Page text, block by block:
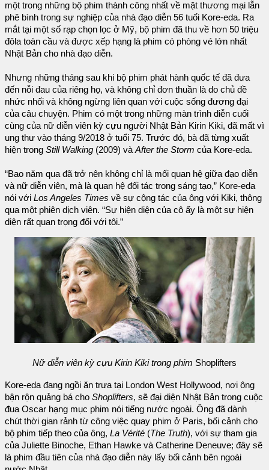
một trong những bộ phim thành công nhất về mặt thương mại lẫn
phê bình trong sự nghiệp của nhà đạo diễn 56 tuổi Kore-eda. Ra
mắt tại một số rạp chọn lọc ở Mỹ, bộ phim đã thu về hơn 50 triệu
đôla toàn cầu và được xếp hạng là phim có phòng vé lớn nhất
Nhật Bản cho nhà đạo diễn.
Nhưng những tháng sau khi bộ phim phát hành quốc tế đã đưa
đến nỗi đau của riêng họ, và không chỉ đơn thuần là do chủ đề
nhức nhối và không ngừng liên quan với cuộc sống đương đại
của câu chuyện. Phim có một trong những màn trình diễn cuối
cùng của nữ diễn viên kỳ cựu người Nhật Bản Kirin Kiki, đã mất vì
ung thư vào tháng 9/2018 ở tuổi 75. Trước đó, bà đã từng xuất
hiện trong Still Walking (2009) vàAfter the Storm của Kore-eda.
“Bao năm qua đã trở nên không chỉ là mối quan hệ giữa đạo diễn
và nữ diễn viên, mà là quan hệ đối tác trong sáng tạo,” Kore-eda
nói với Los Angeles Times về sự cộng tác của ông với Kiki, thông
qua một phiên dịch viên. “Sự hiện diện của cô ấy là một sự hiện
diện rất quan trọng đối với tôi.”
Nữ diễn viên kỳ cựu Kirin Kiki trong phim Shoplifters
Kore-eda đang ngồi ăn trưa tại London West Hollywood, nơi ông
bận rộn quảng bá cho Shoplifters, sẽ đại diện Nhật Bản trong cuộc
đua Oscar hạng mục phim nói tiếng nước ngoài. Ông đã dành
chút thời gian rảnh từ công việc quay phim ở Paris, bối cảnh cho
bộ phim tiếp theo của ông, La Vérité (The Truth), với sự tham gia
của Juliette Binoche, Ethan Hawke và Catherine Deneuve; đây sẽ
là phim đầu tiên của nhà đạo diễn này lấy bối cảnh bên ngoài